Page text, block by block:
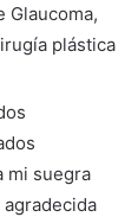
Glaucoma,
plástica
mi suegra